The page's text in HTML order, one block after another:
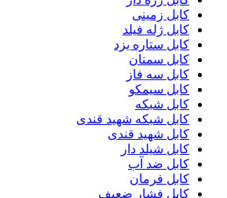
کابل زمینی
کابل ژله فیلد
کابل ستاره یزد
کابل سمنان
کابل سه فاز
کابل سیمکو
کابل شبکه
کابل شبکه شهید قندی
کابل شهید قندی
کابل شیلد دار
کابل ضد آب
کابل فرمان
کابل فشار ضعیف